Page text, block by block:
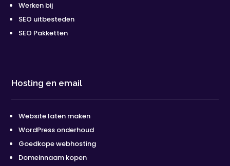
Werken bij
SEO uitbesteden
SEO Pakketten
Hosting en email
Website laten maken
WordPress onderhoud
Goedkope webhosting
Domeinnaam kopen